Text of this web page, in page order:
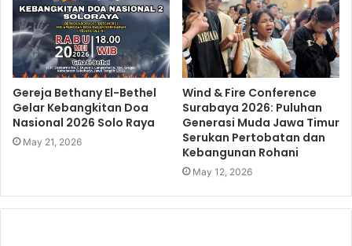
Gereja Bethany El-Bethel
Gelar Kebangkitan Doa
Nasional 2026 Solo Raya
May 21, 2026
Wind & Fire Conference
Surabaya 2026: Puluhan
Generasi Muda Jawa Timur
Serukan Pertobatan dan
Kebangunan Rohani
May 12, 2026